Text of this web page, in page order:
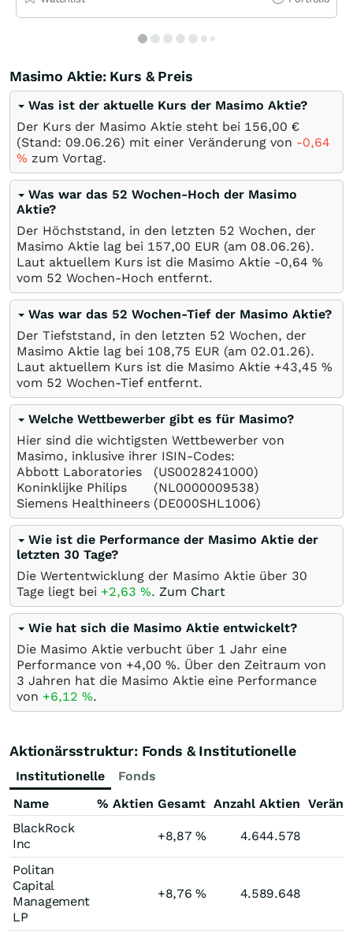
Masimo Aktie: Kurs & Preis
Was ist der aktuelle Kurs der Masimo Aktie?
Der Kurs der Masimo Aktie steht bei 156,00 €
(Stand: 09.06.26) mit einer Veränderung von -0,64
% zum Vortag.
Was war das 52 Wochen-Hoch der Masimo
Aktie?
Der Höchststand, in den letzten 52 Wochen, der
Masimo Aktie lag bei 157,00 EUR (am 08.06.26).
Laut aktuellem Kurs ist die Masimo Aktie -0,64 %
vom 52 Wochen-Hoch entfernt.
Was war das 52 Wochen-Tief der Masimo Aktie?
Der Tiefststand, in den letzten 52 Wochen, der
Masimo Aktie lag bei 108,75 EUR (am 02.01.26).
Laut aktuellem Kurs ist die Masimo Aktie +43,45 %
vom 52 Wochen-Tief entfernt.
Welche Wettbewerber gibt es für Masimo?
Hier sind die wichtigsten Wettbewerber von
Masimo, inklusive ihrer ISIN-Codes:
Abbott Laboratories
(US0028241000)
Koninklijke Philips
(NL0000009538)
Siemens Healthineers (DE000SHL1006)
Wie ist die Performance der Masimo Aktie der
letzten 30 Tage?
Die Wertentwicklung der Masimo Aktie über 30
Tage liegt bei +2,63 %. Zum Chart
Wie hat sich die Masimo Aktie entwickelt?
Die Masimo Aktie verbucht über 1 Jahr eine
Performance von +4,00 %. Über den Zeitraum von
3 Jahren hat die Masimo Aktie eine Performance
von +6,12 %.
Aktionärsstruktur: Fonds & Institutionelle
Institutionelle
Fonds
Name
% Aktien Gesamt Anzahl Aktien
BlackRock
Inc
+8,87% 4.644.578
Politan
Capital
Management
LP
+8,76% 4.589.648